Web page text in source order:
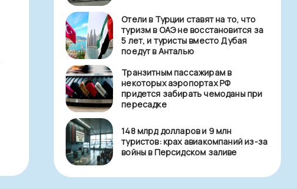
Отели в Турции ставят на то, что
туризм в ОАЭ не восстановится за
5 лет, и туристы вместо Дубая
поедут в Анталью
Транзитным пассажирам в
некоторых аэропортах РФ
придется забирать чемоданы при
пересадке
148 млрд долларов и 9 млн
туристов: крах авиакомпаний из-за
войны в Персидском заливе